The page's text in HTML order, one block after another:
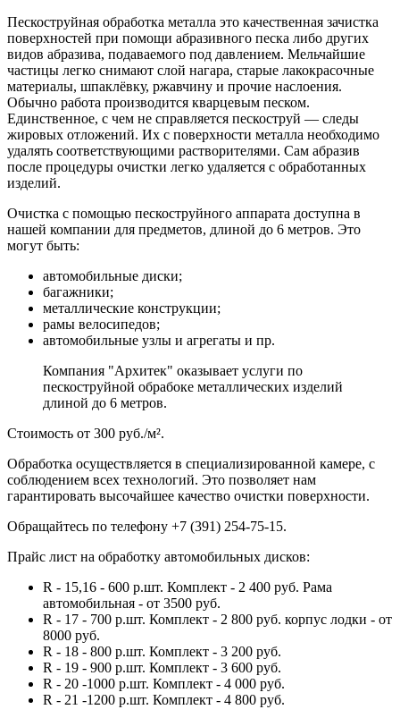
Пескоструйная обработка металла это качественная зачистка
поверхностей при помощи абразивного песка либо других
видов абразива, подаваемого под давлением. Мельчайшие
частицы легко снимают слой нагара, старые лакокрасочные
материалы, шпаклёвку, ржавчину и прочие наслоения.
Обычно работа производится кварцевым песком.
Единственное, с чем не справляется пескоструй — следы
жировых отложений. Их с поверхности металла необходимо
удалять соответствующими растворителями. Сам абразив
после процедуры очистки легко удаляется с обработанных
изделий.
Очистка с помощью пескоструйного аппарата доступна в
нашей компании для предметов, длиной до 6 метров. Это
могут быть:
автомобильные диски;
багажники;
металлические конструкции;
рамы велосипедов;
автомобильные узлы и агрегаты и пр.
Компания "Архитек" оказывает услуги по
пескоструйной обрабоке металлических изделий
длиной до 6 метров.
Стоимость от 300 руб./м².
Обработка осуществляется в специализированной камере, с
соблюдением всех технологий. Это позволяет нам
гарантировать высочайшее качество очистки поверхности.
Обращайтесь по телефону +7 (391) 254-75-15.
Прайс лист на обработку автомобильных дисков:
R - 15,16 - 600 р.шт. Комплект - 2 400 руб. Рама
автомобильная - от 3500 руб.
R - 17 - 700 р.шт. Комплект - 2 800 руб. корпус лодки - от
8000 руб.
R - 18 - 800 р.шт. Комплект - 3 200 руб.
R - 19 - 900 р.шт. Комплект - 3 600 руб.
R - 20 -1000 р.шт. Комплект - 4 000 руб.
R - 21 -1200 р.шт. Комплект - 4 800 руб.